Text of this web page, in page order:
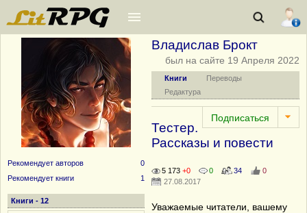
Рекомендует авторов
0
Рекомендует книги
1
Книги - 12
Владислав Брокт
был на сайте 19 Апреля 2022
Книги
Переводы
Редактура
Тестер.
Рассказы и повести
5 173 +0 0 34
0
27.08.2017
Уважаемые читатели, вашему